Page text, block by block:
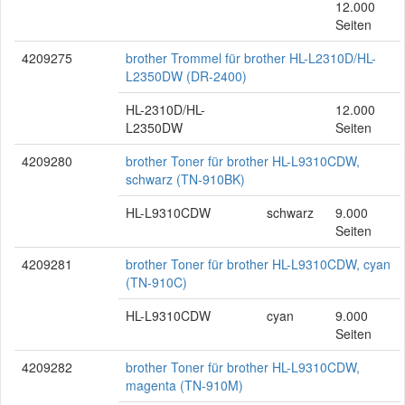
12.000
Seiten
4209275
brother Trommel für brother HL-L2310D/HL-
L2350DW (DR-2400)
HL-2310D/HL-
L2350DW
12.000
Seiten
4209280
brother Toner für brother HL-L9310CDW,
schwarz (TN-910BK)
HL-L9310CDW
schwarz
9.000
Seiten
4209281
brother Toner für brother HL-L9310CDW, cyan
(TN-910C)
HL-L9310CDW
cyan
9.000
Seiten
4209282
brother Toner für brother HL-L9310CDW,
magenta (TN-910M)